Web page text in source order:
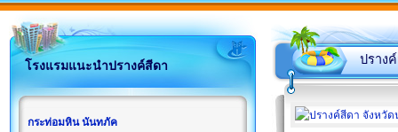
โรงแรมแนะนำปรางค์สีดา
กระท่อมหิน นันทภัค
ปราง